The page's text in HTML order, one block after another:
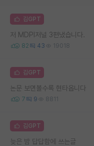
김GPT
저 MDPI저널 3편냈습니다.
82 43 19018
김GPT
논문 보면볼수록 현타옵니다
7 9 8811
김GPT
늦은 밤 답답함에 쓰는글